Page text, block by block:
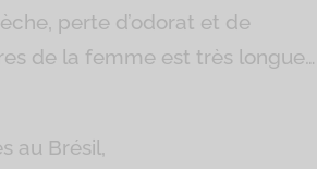
perte d’odorat et de
de la femme est très longue…
au Brésil,